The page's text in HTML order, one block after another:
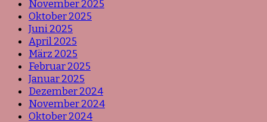
November 2025
Oktober 2025
Juni 2025
April 2025
März 2025
Februar 2025
Januar 2025
Dezember 2024
November 2024
Oktober 2024